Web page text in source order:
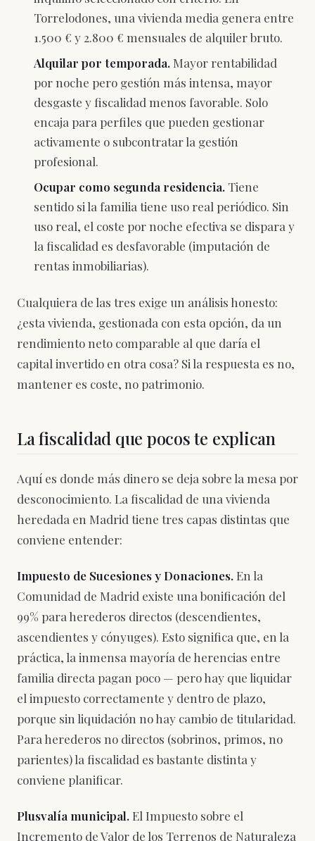
Torrelodones, una vivienda media genera entre
1.500 € y 2.800 € mensuales de alquiler bruto.
Alquilar por temporada. Mayor rentabilidad
por noche pero gestión más intensa, mayor
desgaste y fiscalidad menos favorable. Solo
encaja para perfiles que pueden gestionar
activamente o subcontratar la gestión
profesional.
Ocupar como segunda residencia. Tiene
sentido si la familia tiene uso real periódico. Sin
uso real, el coste por noche efectiva se dispara y
la fiscalidad es desfavorable (imputación de
rentas inmobiliarias).
Cualquiera de las tres exige un análisis honesto:
¿esta vivienda, gestionada con esta opción, da un
rendimiento neto comparable al que daría el
capital invertido en otra cosa? Si la respuesta es no,
mantener es coste, no patrimonio.
La fiscalidad que pocos te explican
Aquí es donde más dinero se deja sobre la mesa por
desconocimiento. La fiscalidad de una vivienda
heredada en Madrid tiene tres capas distintas que
conviene entender:
Impuesto de Sucesiones y Donaciones.En la
Comunidad de Madrid existe una bonificación del
99% para herederos directos (descendientes,
ascendientes y cónyuges). Esto significa que, en la
práctica, la inmensa mayoría de herencias entre
familia directa pagan poco — pero hay que liquidar
el impuesto correctamente y dentro de plazo,
porque sin liquidación no hay cambio de titularidad.
Para herederos no directos (sobrinos, primos, no
parientes) la fiscalidad es bastante distinta y
conviene planificar.
Plusvalía municipal.El Impuesto sobre el
Incremento de Valor de los Terrenos de Naturaleza